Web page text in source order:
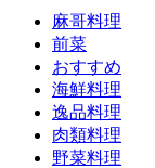
麻哥料理
前菜
おすすめ
海鮮料理
逸品料理
肉類料理
野菜料理